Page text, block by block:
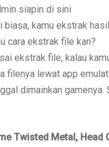
siapin di sini
biasa, kamu ekstrak
cara ekstrak file kan?
ekstrak file, kalau
filenya lewat app
dimainkan gamenya.
Twisted Metal, Head